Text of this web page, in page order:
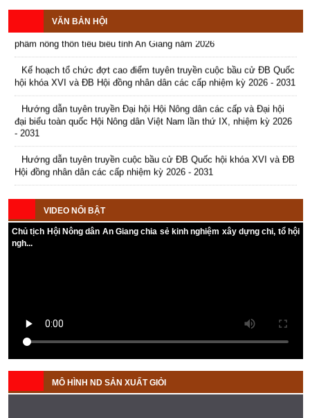
VĂN BẢN HỘI
Kế hoạch tổ chức Hội chợ triển lãm Nông nghiệp - Thương mại sản
Kế hoạch tổ chức đợt cao điểm tuyên truyền cuộc bầu cử ĐB Quốc
hội khóa XVI và ĐB Hội đồng nhân dân các cấp nhiệm kỳ 2026 - 2031
Hướng dẫn tuyên truyền Đại hội Hội Nông dân các cấp và Đại hội
đại biểu toàn quốc Hội Nông dân Việt Nam lần thứ IX, nhiệm kỳ 2026
- 2031
Hướng dẫn tuyên truyền cuộc bầu cử ĐB Quốc hội khóa XVI và ĐB
Hội đồng nhân dân các cấp nhiệm kỳ 2026 - 2031
2025 - 2030
VIDEO NỔI BẬT
Chủ tịch Hội Nông dân An Giang chia sẻ kinh nghiệm xây dựng chi, tổ hội
ngh...
MÔ HÌNH ND SẢN XUẤT GIỎI